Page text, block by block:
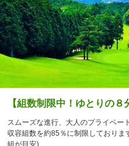
【組数制限中！ゆとりの８
スムーズな進行、大人のプライベー
収容組数を約85％に制限しており